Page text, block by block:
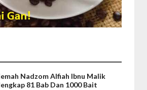
Nadzom Alfiah Ibnu Malik
81 Bab Dan 1000 Bait